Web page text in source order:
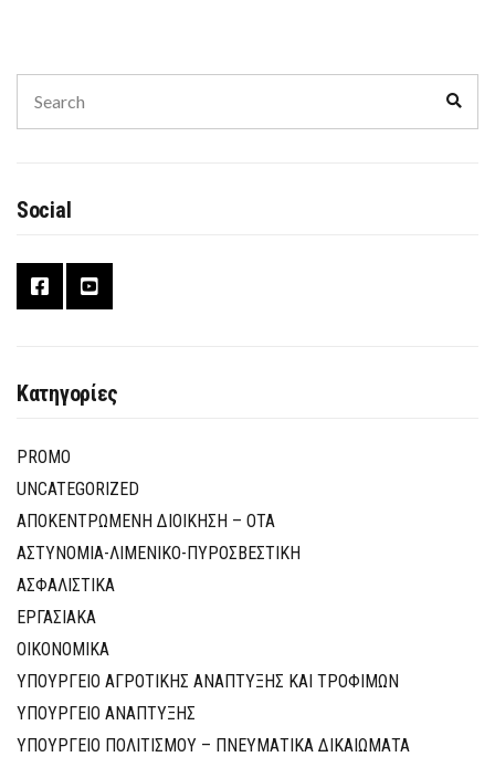
for:
Social
Κατηγορίες
PROMO
UNCATEGORIZED
ΑΠΟΚΕΝΤΡΩΜΕΝΗ ΔΙΟΙΚΗΣΗ – ΟΤΑ
ΑΣΤΥΝΟΜΙΑ-ΛΙΜΕΝΙΚΟ-ΠΥΡΟΣΒΕΣΤΙΚΗ
ΑΣΦΑΛΙΣΤΙΚΑ
ΕΡΓΑΣΙΑΚΑ
ΟΙΚΟΝΟΜΙΚΑ
ΥΠΟΥΡΓΕΙΟ ΑΓΡΟΤΙΚΗΣ ΑΝΑΠΤΥΞΗΣ ΚΑΙ ΤΡΟΦΙΜΩΝ
ΥΠΟΥΡΓΕΙΟ ΑΝΑΠΤΥΞΗΣ
ΥΠΟΥΡΓΕΙΟ ΠΟΛΙΤΙΣΜΟΥ – ΠΝΕΥΜΑΤΙΚΑ ΔΙΚΑΙΩΜΑΤΑ